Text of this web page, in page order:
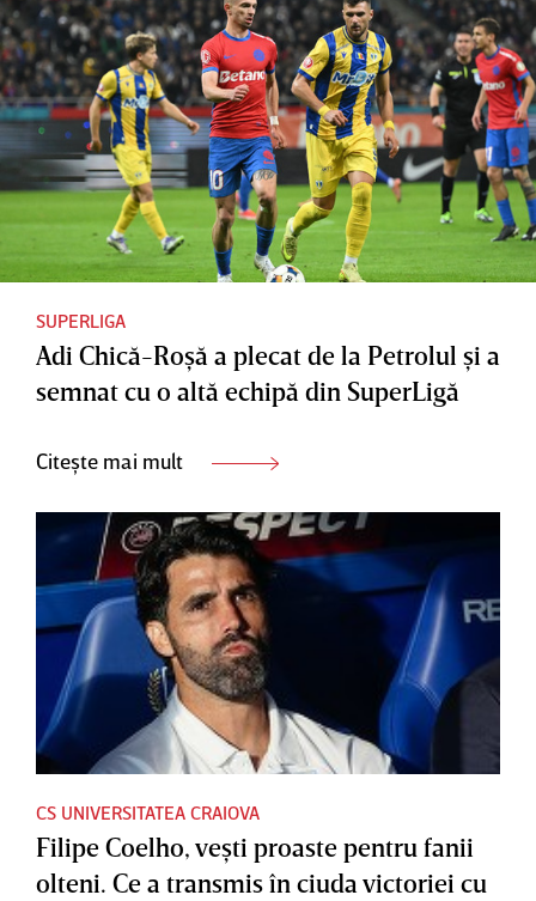
SUPERLIGA
Adi Chică-Roşă a plecat de la Petrolul şi a
semnat cu o altă echipă din SuperLigă
Citește mai mult
CS UNIVERSITATEA CRAIOVA
Filipe Coelho, veşti proaste pentru fanii
olteni. Ce a transmis în ciuda victoriei cu